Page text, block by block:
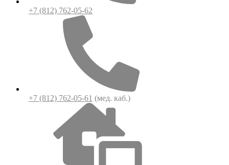
+7 (812) 762-05-62
+7 (812) 762-05-61 (мед. каб.)